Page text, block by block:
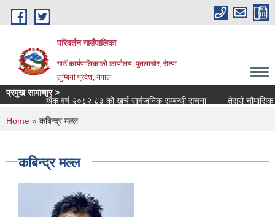
Skip to main content
परिवर्तन गाउँपालिका
गाउँ कार्यपालिकाको कार्यालय, पुतलाचौर, रोल्पा
लुम्बिनी प्रदेश, नेपाल
प्रमुख सामाचार >
आर्थिक वर्ष २०८२ ८३ को खर्च सार्वजनिक सम्बन्धी सूचना
तेस्रो चौमासिक
You are here
Home » कबिन्द्र मल्ल
कबिन्द्र मल्ल